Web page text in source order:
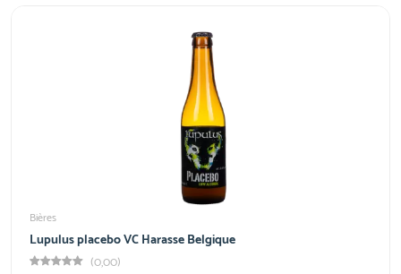
Bières
Lupulus placebo VC Harasse Belgique
(0,00)